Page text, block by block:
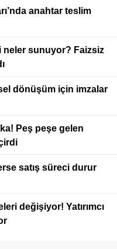
anahtar teslim
neler sunuyor? Faizsiz
dönüşüm için imzalar
Peş peşe gelen
satış süreci durur
değişiyor! Yatırımcı